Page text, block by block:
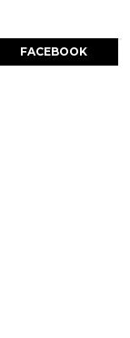
FACEBOOK